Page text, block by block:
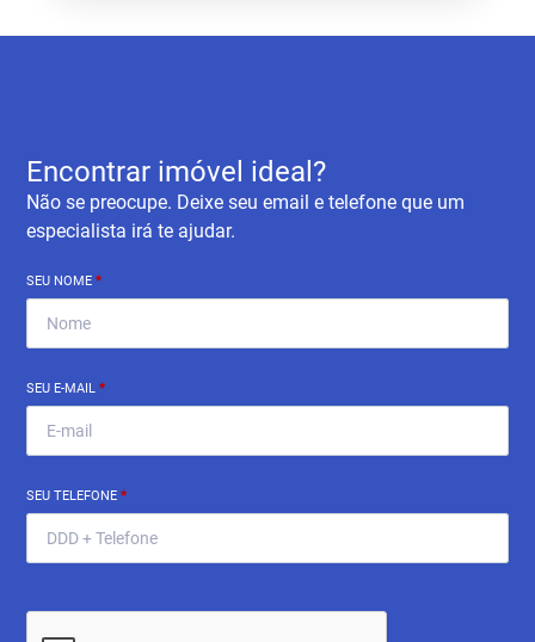
Encontrar imóvel ideal?
Não se preocupe. Deixe seu email e telefone que um
especialista irá te ajudar.
SEU NOME*
SEU E-MAIL*
SEU TELEFONE*